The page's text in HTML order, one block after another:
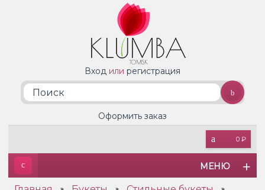
Вход или регистрация
0 ₽
Оформить заказ
МЕНЮ